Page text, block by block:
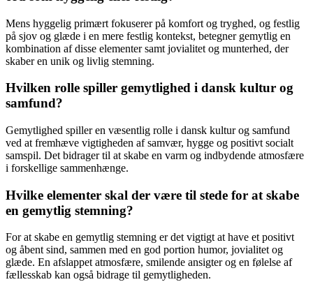
Mens hyggelig primært fokuserer på komfort og tryghed, og festlig
på sjov og glæde i en mere festlig kontekst, betegner gemytlig en
kombination af disse elementer samt jovialitet og munterhed, der
skaber en unik og livlig stemning.
Hvilken rolle spiller gemytlighed i dansk kultur og
samfund?
Gemytlighed spiller en væsentlig rolle i dansk kultur og samfund
ved at fremhæve vigtigheden af samvær, hygge og positivt socialt
samspil. Det bidrager til at skabe en varm og indbydende atmosfære
i forskellige sammenhænge.
Hvilke elementer skal der være til stede for at skabe
en gemytlig stemning?
For at skabe en gemytlig stemning er det vigtigt at have et positivt
og åbent sind, sammen med en god portion humor, jovialitet og
glæde. En afslappet atmosfære, smilende ansigter og en følelse af
fællesskab kan også bidrage til gemytligheden.